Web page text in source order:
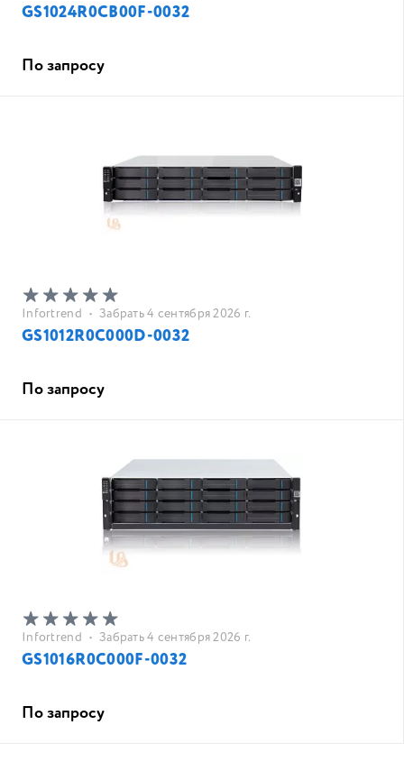
GS1024R0CB00F-0032
По запросу
Infortrend • Забрать 4 сентября 2026 г.
GS1012R0C000D-0032
По запросу
Infortrend • Забрать 4 сентября 2026 г.
GS1016R0C000F-0032
По запросу